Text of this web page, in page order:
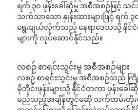
ရက် ၃၀ ဖုန်းခေါ်ဆိုမှု အစီအစဉ်ဖြင့် သ
သက်သာသော နှုန်းထားများဖြင့် ရက်
ရွေးချယ်လိုက်သည့် နေရာဒေသသို့ နိုင်ငံ
များကို လုပ်ဆောင်နိုင်သည်။
လစဉ် စာရင်းသွင်းမှု အစီအစဉ်များ
လစဉ် စာရင်းသွင်းမှု အစီအစဉ်သည် ကြိုး
မိုဘိုင်းဖုန်းများသို့ နိုင်ငံတကာ ဖုန်းခေါ်ဆို
မည်သည့်အချိန်တွင်မဆို သက်တမ်းတိုး